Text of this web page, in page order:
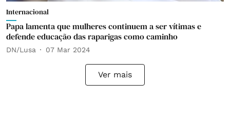
Internacional
Papa lamenta que mulheres continuem a ser vítimas e
defende educação das raparigas como caminho
DN/Lusa 07 Mar 2024
Ver mais